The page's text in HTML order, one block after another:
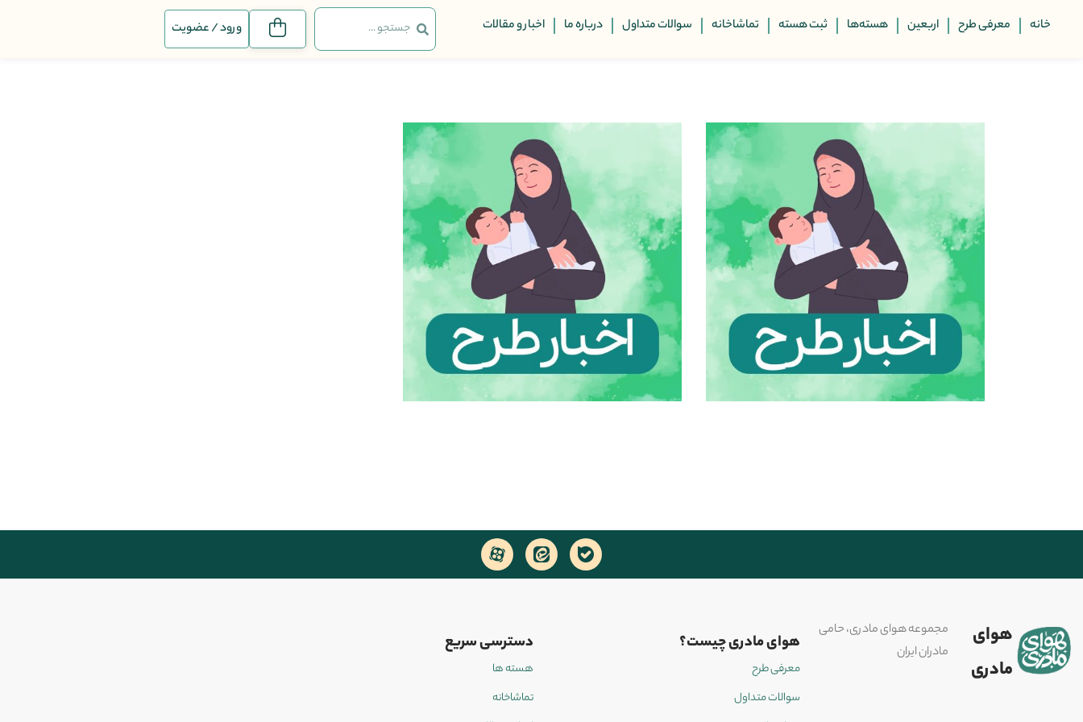
خانه معرفی طرح اربعین هسته‌ها ثبت هسته تماشاخانه سوالات متداول درباره ما اخبار و مقالات ورود / عضویت
هوای
مادری
مجموعه هوای مادری، حامی
مادران ایران
هوای مادری چیست؟
معرفی طرح
سوالات متداول
دسترسی سریع
هسته ها
تماشاخانه